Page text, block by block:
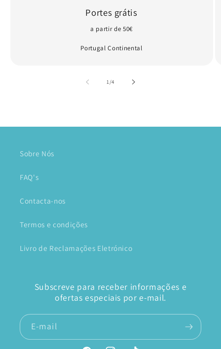
Portes grátis
a partir de 50€
Portugal Continental
1/de
4
Sobre Nós
FAQ's
Contacta-nos
Termos e condições
Livro de Reclamações Eletrónico
Subscreve para receber informações e
ofertas especiais por e-mail.
E-mail